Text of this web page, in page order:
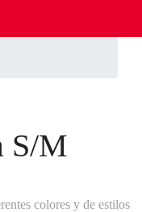
S/M
colores y de estilos